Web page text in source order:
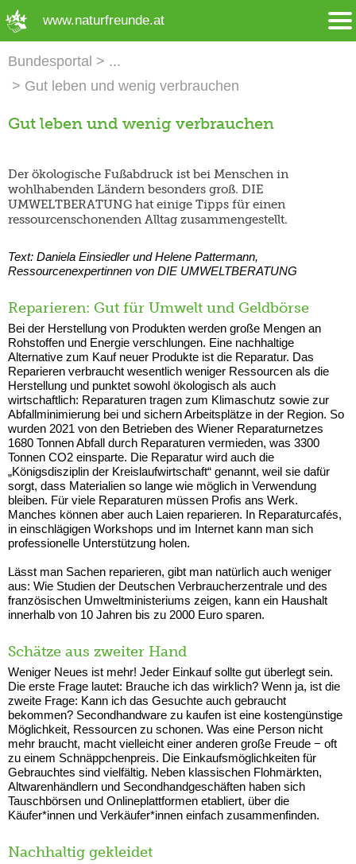
www.naturfreunde.at
Bundesportal
Gut leben und wenig verbrauchen
Gut leben und wenig verbrauchen
Der ökologische Fußabdruck ist bei Menschen in
wohlhabenden Ländern besonders groß. DIE
UMWELTBERATUNG hat einige Tipps für einen
ressourcenschonenden Alltag zusammengestellt.
Text: Daniela Einsiedler und Helene Pattermann,
Ressourcenexpertinnen von DIE UMWELTBERATUNG
Reparieren: Gut für Umwelt und Geldbörse
Bei der Herstellung von Produkten werden große Mengen an
Rohstoffen und Energie verschlungen. Eine nachhaltige
Alternative zum Kauf neuer Produkte ist die Reparatur. Das
Reparieren verbraucht wesentlich weniger Ressourcen als die
Herstellung und punktet sowohl ökologisch als auch
wirtschaftlich: Reparaturen tragen zum Klimaschutz sowie zur
Abfallminimierung bei und sichern Arbeitsplätze in der Region. So
wurden 2021 von den Betrieben des Wiener Reparaturnetzes
1680 Tonnen Abfall durch Reparaturen vermieden, was 3300
Tonnen CO2 einsparte. Die Reparatur wird auch die
„Königsdisziplin der Kreislaufwirtschaft“ genannt, weil sie dafür
sorgt, dass Materialien so lange wie möglich in Verwendung
bleiben. Für viele Reparaturen müssen Profis ans Werk.
Manches können aber auch Laien reparieren. In Reparaturcafés,
in einschlägigen Workshops und im Internet kann man sich
professionelle Unterstützung holen.
Lässt man Sachen reparieren, gibt man natürlich auch weniger
aus: Wie Studien der Deutschen Verbraucherzentrale und des
französischen Umweltministeriums zeigen, kann ein Haushalt
innerhalb von 10 Jahren bis zu 2000 Euro sparen.
Schätze aus zweiter Hand
Weniger Neues ist mehr! Jeder Einkauf sollte gut überlegt sein.
Die erste Frage lautet: Brauche ich das wirklich? Wenn ja, ist die
zweite Frage: Kann ich das Gesuchte auch gebraucht
bekommen? Secondhandware zu kaufen ist eine kostengünstige
Möglichkeit, Ressourcen zu schonen. Was eine Person nicht
mehr braucht, macht vielleicht einer anderen große Freude − oft
zu einem Schnäppchenpreis. Die Einkaufsmöglichkeiten für
Gebrauchtes sind vielfältig. Neben klassischen Flohmärkten,
Altwarenhändlern und Secondhandgeschäften haben sich
Tauschbörsen und Onlineplattformen etabliert, über die
Käufer*innen und Verkäufer*innen einfach zusammenfinden.
Nachhaltig gekleidet